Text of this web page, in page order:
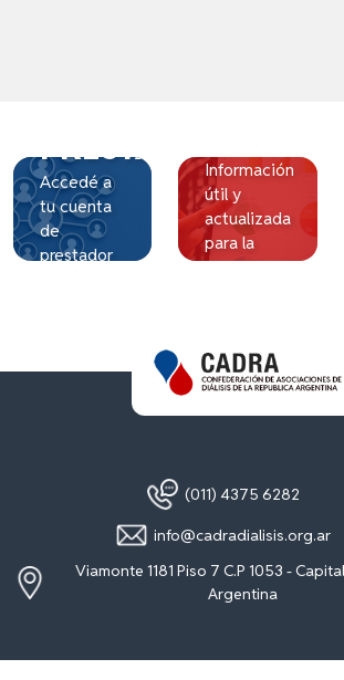
PRESTADORES
Accedé a
tu cuenta
de
prestador
Información
útil y
actualizada
para la
comunidad
(011) 4375 6282
info@cadradialisis.org.ar
Viamonte 1181 Piso 7 C.P 1053 -
Argentina